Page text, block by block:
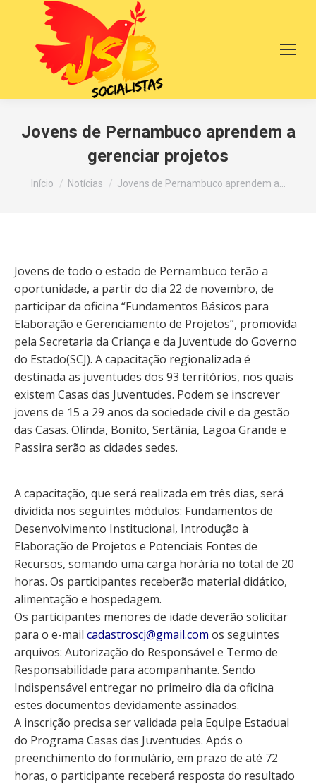
Jovens de Pernambuco aprendem a
gerenciar projetos
Você está aqui:
Início Notícias Jovens de Pernambuco aprendem a…
Jovens de todo o estado de Pernambuco terão a
oportunidade, a partir do dia 22 de novembro, de
participar da oficina “Fundamentos Básicos para
Elaboração e Gerenciamento de Projetos”, promovida
pela Secretaria da Criança e da Juventude do Governo
do Estado(SCJ). A capacitação regionalizada é
destinada as juventudes dos 93 territórios, nos quais
existem Casas das Juventudes. Podem se inscrever
jovens de 15 a 29 anos da sociedade civil e da gestão
das Casas. Olinda, Bonito, Sertânia, Lagoa Grande e
Passira serão as cidades sedes.
A capacitação, que será realizada em três dias, será
dividida nos seguintes módulos: Fundamentos de
Desenvolvimento Institucional, Introdução à
Elaboração de Projetos e Potenciais Fontes de
Recursos, somando uma carga horária no total de 20
horas. Os participantes receberão material didático,
alimentação e hospedagem.
Os participantes menores de idade deverão solicitar
para o e-mail cadastroscj@gmail.com os seguintes
arquivos: Autorização do Responsável e Termo de
Responsabilidade para acompanhante. Sendo
Indispensável entregar no primeiro dia da oficina
estes documentos devidamente assinados.
A inscrição precisa ser validada pela Equipe Estadual
do Programa Casas das Juventudes. Após o
preenchimento do formulário, em prazo de até 72
horas, o participante receberá resposta do resultado